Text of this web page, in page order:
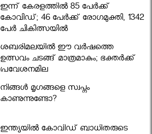
ഇന്ന് കേരളത്തിൽ 85 പേർക്ക്
കോവിഡ്; 46 പേർക്ക് രോഗമുക്തി, 1342
പേർ ചികിത്സയിൽ
ശബരിമലയില്‍ ഈ വർഷത്തെ
ഉത്സവം ചടങ്ങ് മാത്രമാകും; ഭക്തർക്ക്
പ്രവേശനമില്ല
നിങ്ങള്‍ മൃഗങ്ങളെ സ്വപ്നം
കാണുന്നുണ്ടോ?
ഇന്ത്യയിൽ കോവിഡ് ബാധിതരുടെ